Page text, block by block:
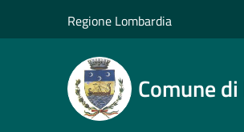
Regione Lombardia
Comune